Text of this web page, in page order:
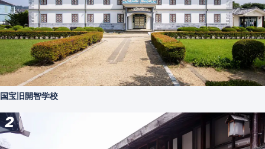
国宝旧開智学校
2